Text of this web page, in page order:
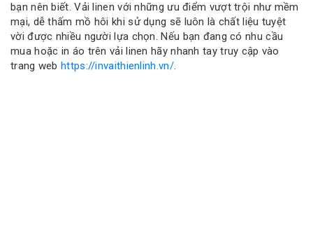
bạn nên biết. Vải linen với những ưu điểm vượt trội như mềm
mại, dễ thấm mồ hôi khi sử dụng sẽ luôn là chất liệu tuyệt
vời được nhiều người lựa chọn. Nếu bạn đang có nhu cầu
mua hoặc in áo trên vải linen hãy nhanh tay truy cập vào
trang web https://invaithienlinh.vn/.